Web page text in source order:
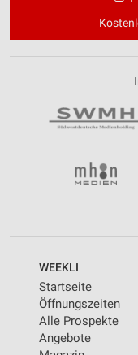
WEEKLI
Startseite
Öffnungszeiten
Alle Prospekte
Angebote